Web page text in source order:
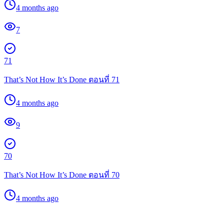
4 months ago
7
71
That’s Not How It’s Done ตอนที่ 71
4 months ago
9
70
That’s Not How It’s Done ตอนที่ 70
4 months ago